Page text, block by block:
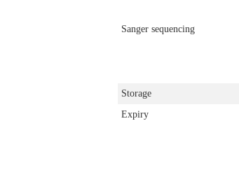
Sanger sequencing
Storage
Expiry